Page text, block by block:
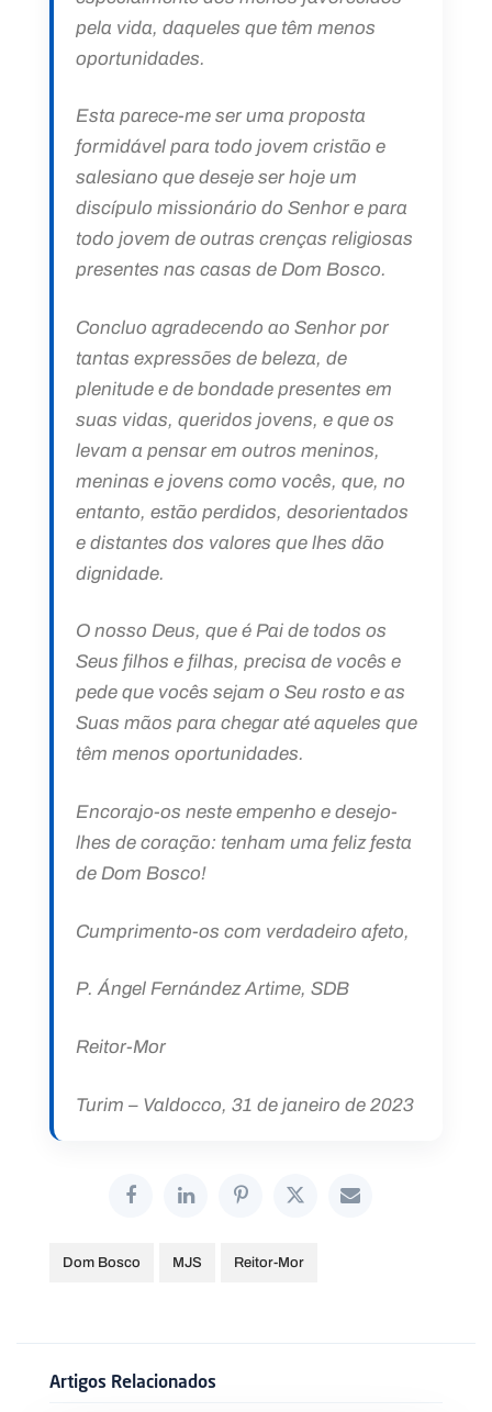
pela vida, daqueles que têm menos
oportunidades.
Esta parece-me ser uma proposta
formidável para todo jovem cristão e
salesiano que deseje ser hoje um
discípulo missionário do Senhor e para
todo jovem de outras crenças religiosas
presentes nas casas de Dom Bosco.
Concluo agradecendo ao Senhor por
tantas expressões de beleza, de
plenitude e de bondade presentes em
suas vidas, queridos jovens, e que os
levam a pensar em outros meninos,
meninas e jovens como vocês, que, no
entanto, estão perdidos, desorientados
e distantes dos valores que lhes dão
dignidade.
O nosso Deus, que é Pai de todos os
Seus filhos e filhas, precisa de vocês e
pede que vocês sejam o Seu rosto e as
Suas mãos para chegar até aqueles que
têm menos oportunidades.
Encorajo-os neste empenho e desejo-
lhes de coração: tenham uma feliz festa
de Dom Bosco!
Cumprimento-os com verdadeiro afeto,
P. Ángel Fernández Artime, SDB
Reitor-Mor
Turim – Valdocco, 31 de janeiro de 2023
Dom Bosco MJS Reitor-Mor
Artigos Relacionados